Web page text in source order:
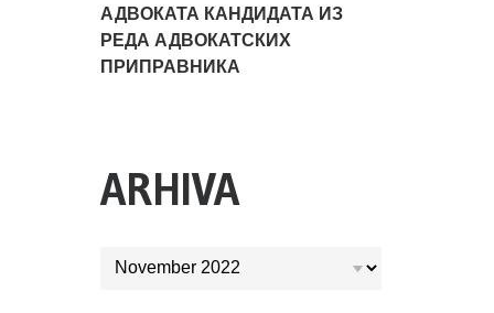
АДВОКАТА КАНДИДАТА ИЗ
РЕДА АДВОКАТСКИХ
ПРИПРАВНИКА
ARHIVA
ARHIVA